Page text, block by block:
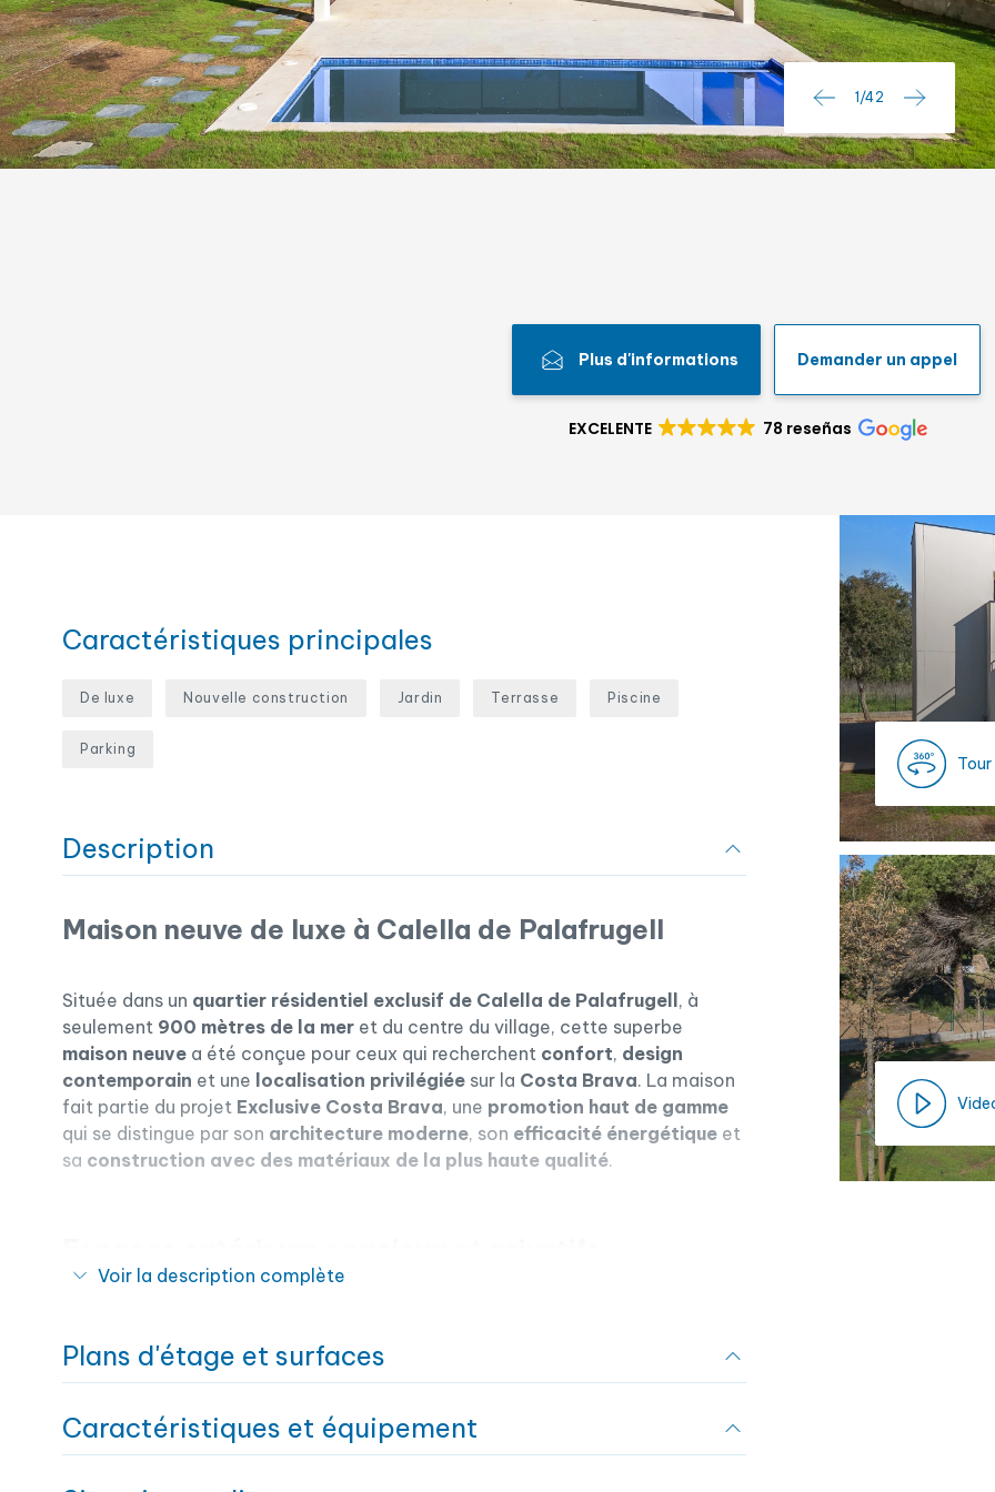
Piscine
Lic. touristique
2 /42
Plus d'informations Demander un appel
EXCELENTE 78 reseñas
Caractéristiques principales
De luxe Nouvelle construction Jardin Terrasse Piscine
Parking
Description
Maison neuve de luxe à Calella de Palafrugell
Située dans un quartier résidentiel exclusif de Calella de Palafrugell , à
seulement 900 mètres de la mer et du centre du village, cette superbe
maison neuve a été conçue pour ceux qui recherchent confort, design
contemporain et une localisation privilégiée sur la Costa Brava. La maison
fait partie du projet Exclusive Costa Brava, une promotion haut de gamme
qui se distingue par son architecture moderne, son efficacité énergétique et
sa construction avec des matériaux de la plus haute qualité.
La propriété, actuellement en cours de construction et dont la livraison est
dispose d’un magnifique
jardin méditerranéen avec piscine privée
profiter de la nature en toute intimité. L’extérieur comprend également un
grande terrasse solarium de 35 m² à l’étage, avec
orientation sud. Ces espaces offrent de nombreuses possibilités pour
Voir la description complète
Plans d'étage et surfaces
Caractéristiques et équipement
Tour